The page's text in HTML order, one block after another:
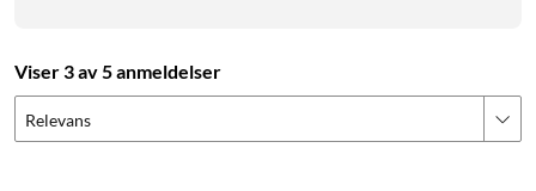
Viser 3 av 5 anmeldelser
Relevans